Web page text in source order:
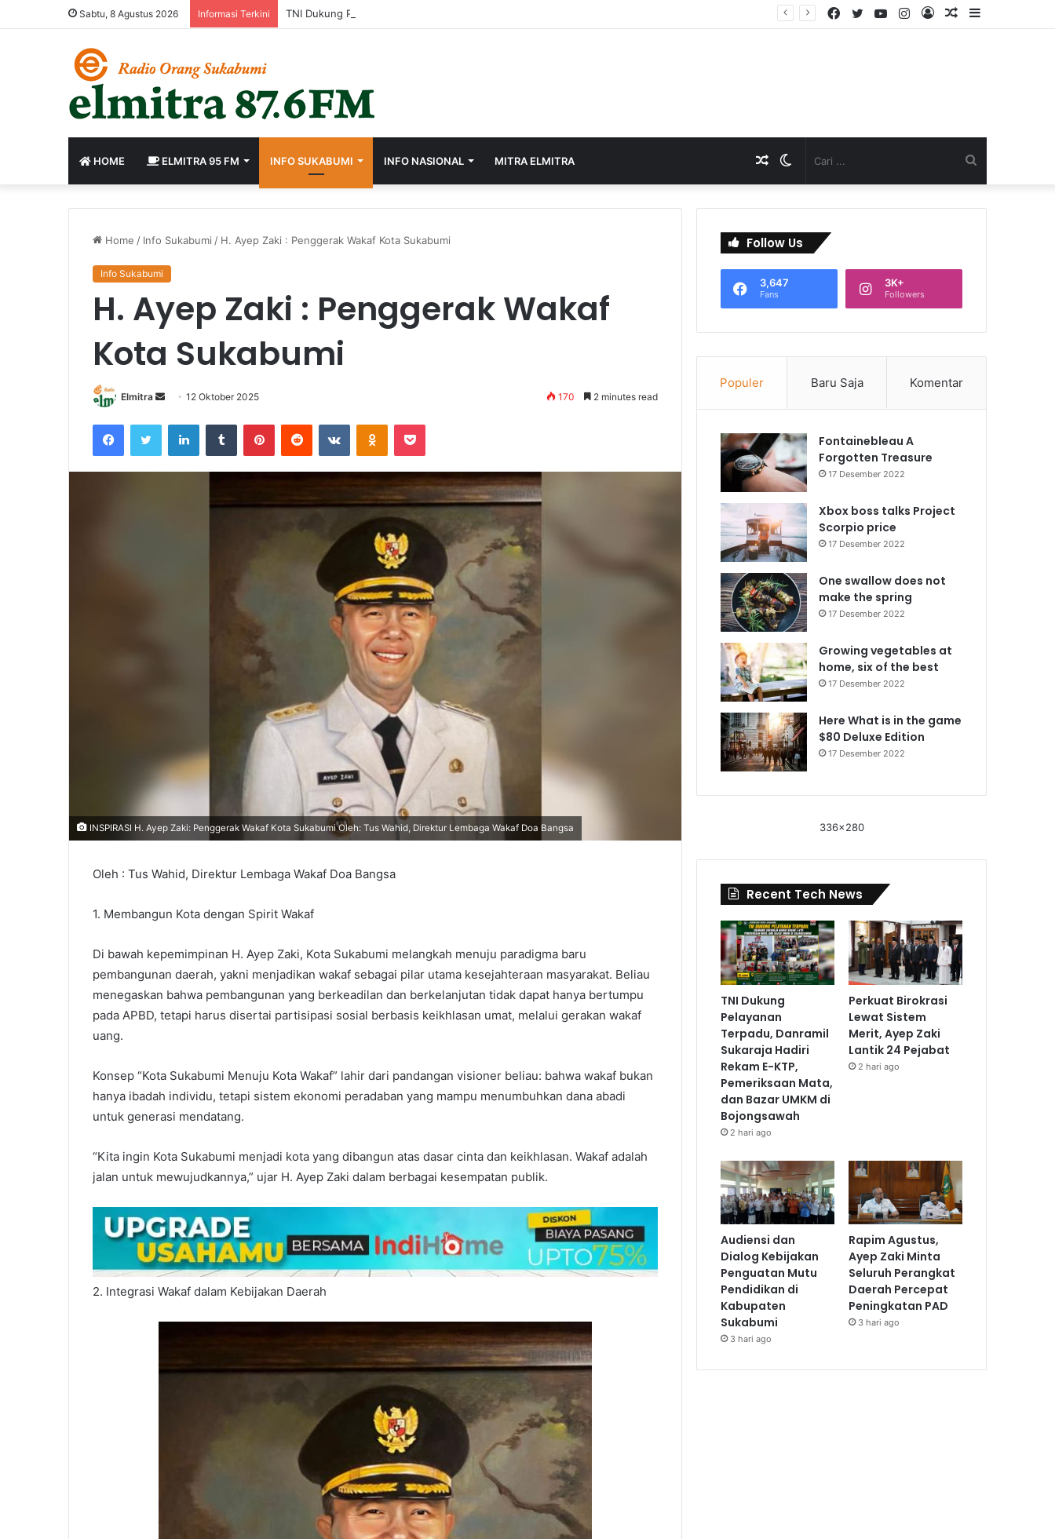
Sabtu, 8 Agustus 2026 Informasi Terkini Sidebar
Artikel
Log
Instagram
YouTube
Twitter
Facebook
HOME ELMITRA 95 FM INFO SUKABUMI INFO NASIONAL MITRA ELMITRA
...
Switch
skin
Artikel
Acak
Home / Info Sukabumi / H. Ayep Zaki : Penggerak Wakaf Kota Sukabumi
Info Sukabumi
H. Ayep Zaki : Penggerak Wakaf
Kota Sukabumi
Elmitra
Send
email
12 Oktober 2025 170 2 minutes read
FacebookTwitter LinkedInTumblr PinterestReddit VKontakteOdnoklassniki
Pocket
INSPIRASI H. Ayep Zaki: Penggerak Wakaf Kota Sukabumi Oleh: Tus Wahid, Direktur Lembaga Wakaf Doa Bangsa
Oleh : Tus Wahid, Direktur Lembaga Wakaf Doa Bangsa
1. Membangun Kota dengan Spirit Wakaf
Di bawah kepemimpinan H. Ayep Zaki, Kota Sukabumi melangkah menuju paradigma baru
pembangunan daerah, yakni menjadikan wakaf sebagai pilar utama kesejahteraan masyarakat. Beliau
menegaskan bahwa pembangunan yang berkeadilan dan berkelanjutan tidak dapat hanya bertumpu
pada APBD, tetapi harus disertai partisipasi sosial berbasis keikhlasan umat, melalui gerakan wakaf
uang.
Konsep “Kota Sukabumi Menuju Kota Wakaf” lahir dari pandangan visioner beliau: bahwa wakaf bukan
hanya ibadah individu, tetapi sistem ekonomi peradaban yang mampu menumbuhkan dana abadi
untuk generasi mendatang.
“Kita ingin Kota Sukabumi menjadi kota yang dibangun atas dasar cinta dan keikhlasan. Wakaf adalah
jalan untuk mewujudkannya,” ujar H. Ayep Zaki dalam berbagai kesempatan publik.
2. Integrasi Wakaf dalam Kebijakan Daerah
Follow Us
3,647
Fans
3K+
Followers
Populer Baru Saja Komentar
Fontainebleau A
Forgotten Treasure
17 Desember 2022
Xbox boss talks Project
Scorpio price
17 Desember 2022
One swallow does not
make the spring
17 Desember 2022
Growing vegetables at
home, six of the best
17 Desember 2022
Here What is in the game
$80 Deluxe Edition
17 Desember 2022
336x280
Recent Tech News
TNI Dukung
Pelayanan
Terpadu, Danramil
Sukaraja Hadiri
Rekam E-KTP,
Pemeriksaan Mata,
dan Bazar UMKM di
Bojongsawah
2 hari ago
Perkuat Birokrasi
Lewat Sistem
Merit, Ayep Zaki
Lantik 24 Pejabat
2 hari ago
Audiensi dan
Dialog Kebijakan
Penguatan Mutu
Pendidikan di
Kabupaten
Sukabumi
3 hari ago
Rapim Agustus,
Ayep Zaki Minta
Seluruh Perangkat
Daerah Percepat
Peningkatan PAD
3 hari ago